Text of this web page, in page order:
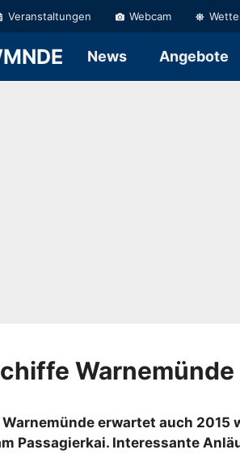
Veranstaltungen Webcam
News Angebote
Warnemünde
erwartet auch 2015
Passagierkai. Interessante